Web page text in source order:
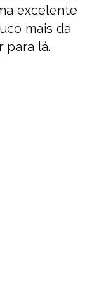
excelente
mais da
para lá.